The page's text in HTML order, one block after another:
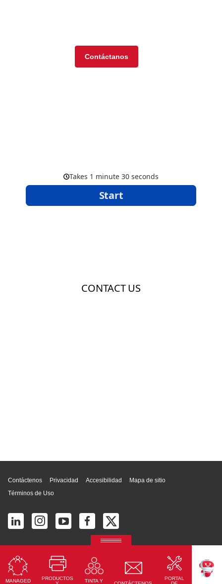
Contáctanos
MANAGED
PRODUCTOS
TINTA Y
PORTAL
Contáctenos Privacidad Accesibilidad
Mapa de sitio
Términos de Uso
2700 S Commerce Pkwy # 201, Weston, FL 33331, United States